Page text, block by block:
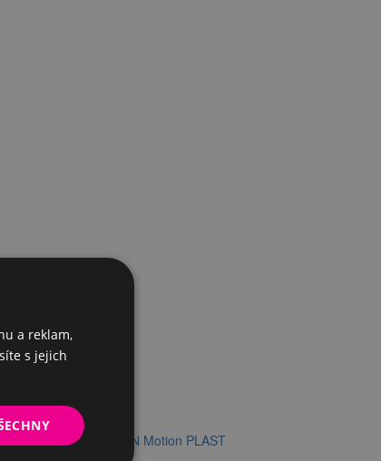
židle 1870 SYN Motion PLAST
a reklam,
s jejich